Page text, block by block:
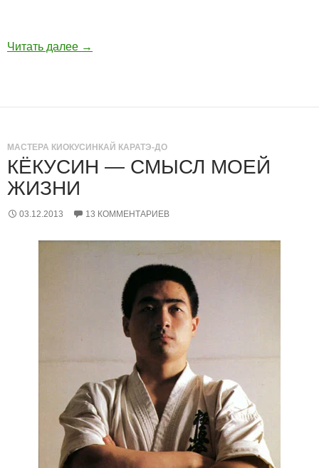
Читать далее →
МАСТЕРА КИОКУСИНКАЙ КАРАТЭ-ДО
КЁКУСИН — СМЫСЛ МОЕЙ
ЖИЗНИ
03.12.2013 13 КОММЕНТАРИЕВ